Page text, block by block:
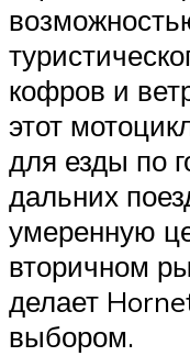
кофров и
этот
для езды по
дальних
умеренную
вторичном
делает
выбором.